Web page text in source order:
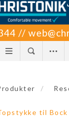
//
/
til Bock